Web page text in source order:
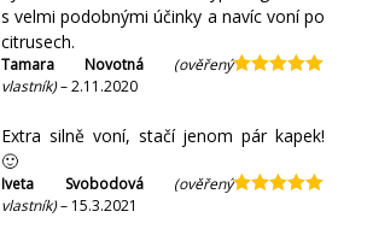
s velmi podobnými účinky a navíc voní po
citrusech.
Tamara Novotná (ověřený
vlastník)–2.11.2020
Extra silně voní, stačí jenom pár kapek!
🙂
Iveta Svobodová (ověřený
vlastník)– 15.3.2021